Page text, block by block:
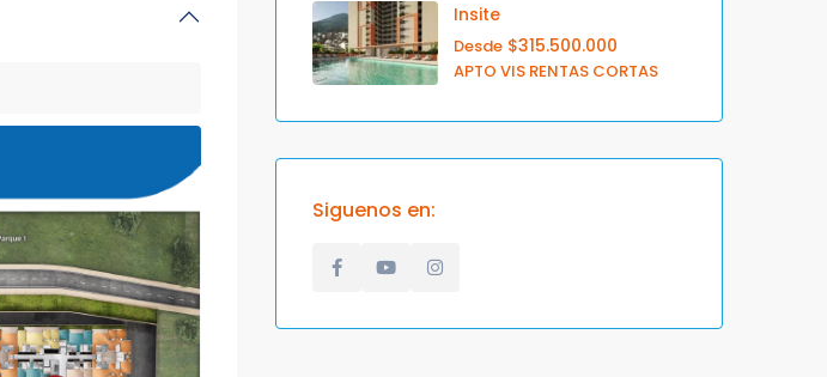
Insite
Desde $315.500.000
APTO VIS RENTAS CORTAS
Siguenos en: